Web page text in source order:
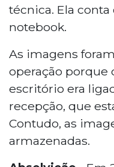
técnica. Ela
notebook.
As imagens
operação porque
escritório era
recepção, que
Contudo, as
armazenadas.